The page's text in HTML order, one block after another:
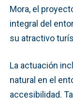
Mora, el
integral del
su atractivo
La actuación
natural en el
accesibilidad.